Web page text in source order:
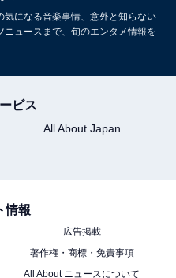
3
になる音楽事情、意外と知らない
ュースまで、旬のエンタメ情報を
ビス
All About Japan
情報
広告掲載
著作権・商標・免責事項
All About ニュースについて